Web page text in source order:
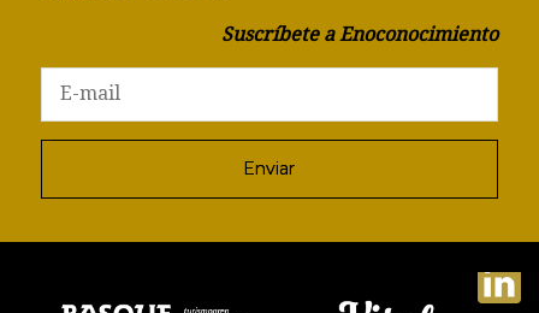
Suscríbete a Enoconocimiento